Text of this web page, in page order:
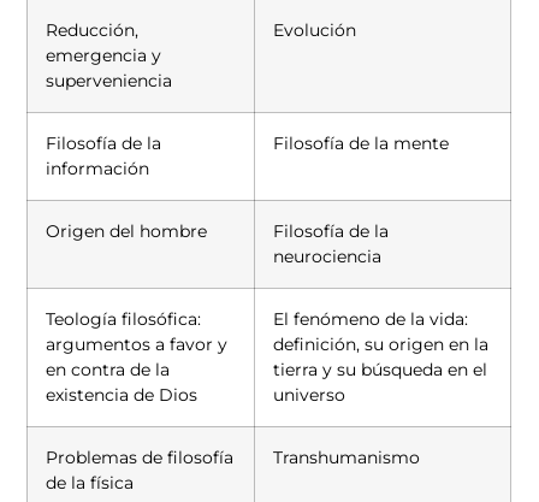
Reducción,
emergencia y
superveniencia
Evolución
Filosofía de la
información
Filosofía de la mente
Origen del hombre
Filosofía de la
neurociencia
Teología filosófica:
argumentos a favor y
en contra de la
existencia de Dios
El fenómeno de la vida:
definición, su origen en la
tierra y su búsqueda en el
universo
Problemas de filosofía
de la física
Transhumanismo